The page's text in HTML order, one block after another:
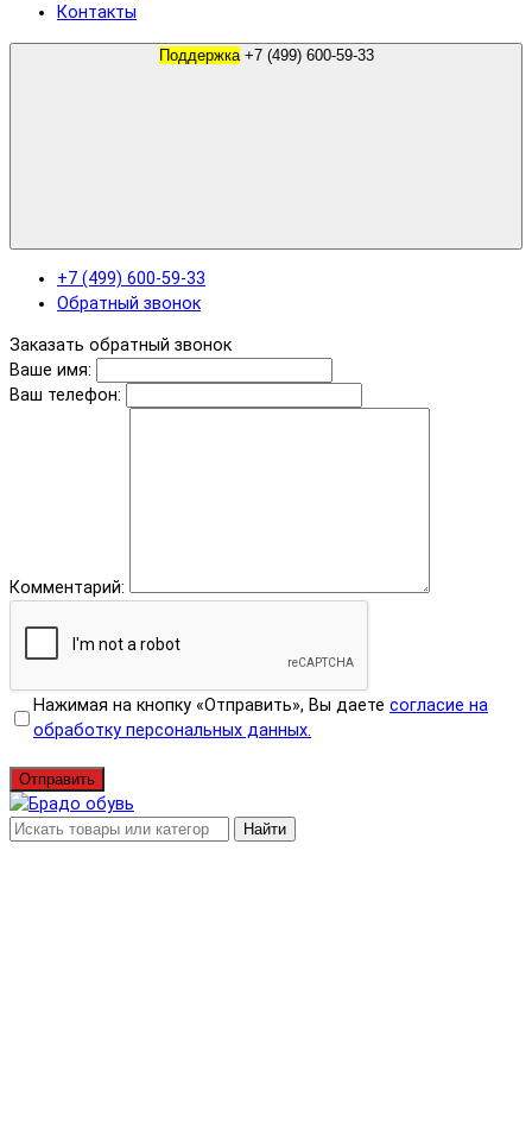
Контакты
Поддержка +7 (499) 600-59-33
+7 (499) 600-59-33
Обратный звонок
Заказать обратный звонок
Ваше имя:
Ваш телефон:
Комментарий:
Нажимая на кнопку «Отправить», Вы даете согласие на
обработку персональных данных.
Отправить
Найти